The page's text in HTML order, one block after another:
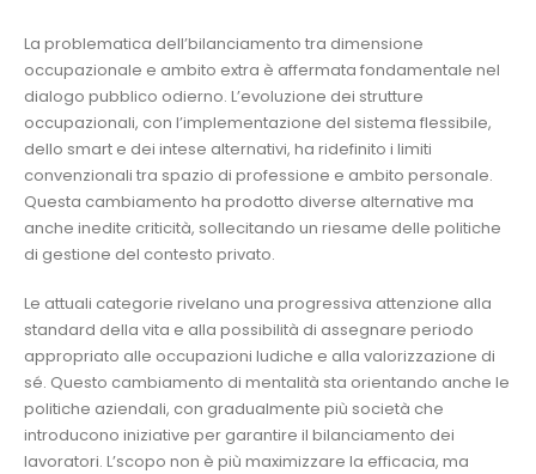
La problematica dell’bilanciamento tra dimensione
occupazionale e ambito extra è affermata fondamentale nel
dialogo pubblico odierno. L’evoluzione dei strutture
occupazionali, con l’implementazione del sistema flessibile,
dello smart e dei intese alternativi, ha ridefinito i limiti
convenzionali tra spazio di professione e ambito personale.
Questa cambiamento ha prodotto diverse alternative ma
anche inedite criticità, sollecitando un riesame delle politiche
di gestione del contesto privato.
Le attuali categorie rivelano una progressiva attenzione alla
standard della vita e alla possibilità di assegnare periodo
appropriato alle occupazioni ludiche e alla valorizzazione di
sé. Questo cambiamento di mentalità sta orientando anche le
politiche aziendali, con gradualmente più società che
introducono iniziative per garantire il bilanciamento dei
lavoratori. L’scopo non è più maximizzare la efficacia, ma